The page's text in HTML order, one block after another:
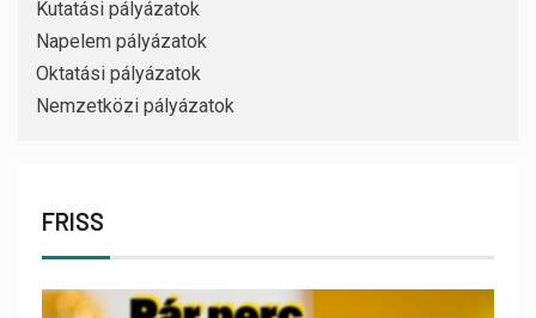
Kutatási pályázatok
Napelem pályázatok
Oktatási pályázatok
Nemzetközi pályázatok
FRISS